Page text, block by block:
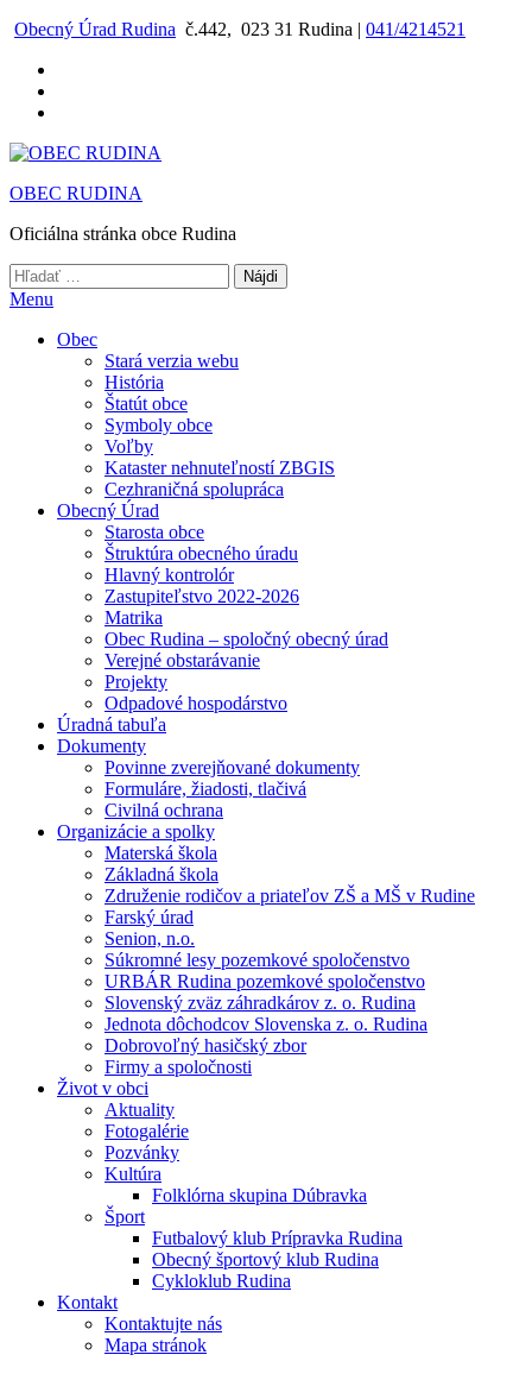
Preskočiť
obsah
Obecný Úrad Rudina č.442, 023 31 Rudina | 041/4214521
OBEC RUDINA
Oficiálna stránka obce Rudina
Hľadať:
Menu
Obec
Stará verzia webu
História
Štatút obce
Symboly obce
Voľby
Kataster nehnuteľností ZBGIS
Cezhraničná spolupráca
Obecný Úrad
Starosta obce
Štruktúra obecného úradu
Hlavný kontrolór
Zastupiteľstvo 2022-2026
Matrika
Obec Rudina – spoločný obecný úrad
Verejné obstarávanie
Projekty
Odpadové hospodárstvo
Úradná tabuľa
Dokumenty
Povinne zverejňované dokumenty
Formuláre, žiadosti, tlačivá
Civilná ochrana
Organizácie a spolky
Materská škola
Základná škola
Združenie rodičov a priateľov ZŠ a MŠ v Rudine
Farský úrad
Senion, n.o.
Súkromné lesy pozemkové spoločenstvo
URBÁR Rudina pozemkové spoločenstvo
Slovenský zväz záhradkárov z. o. Rudina
Jednota dôchodcov Slovenska z. o. Rudina
Dobrovoľný hasičský zbor
Firmy a spoločnosti
Život v obci
Aktuality
Fotogalérie
Pozvánky
Kultúra
Folklórna skupina Dúbravka
Šport
Futbalový klub Prípravka Rudina
Obecný športový klub Rudina
Cykloklub Rudina
Kontakt
Kontaktujte nás
Mapa stránok